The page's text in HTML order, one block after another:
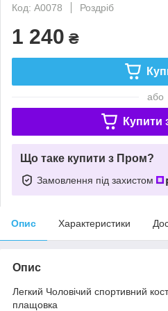
Код: A0078
Роздріб
1 240 ₴
або
Купити
Що таке купити з Пром?
Замовлення під захистом
Опис Характеристики
Опис
Легкий Чоловічий спортивний
плащовка